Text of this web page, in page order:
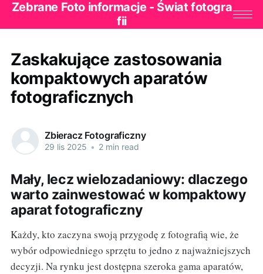
Zebrane Foto informacje - Świat fotogra
fii
Zaskakujące zastosowania
kompaktowych aparatów
fotograficznych
Zbieracz Fotograficzny
29 lis 2025 • 2 min read
Mały, lecz wielozadaniowy: dlaczego
warto zainwestować w kompaktowy
aparat fotograficzny
Każdy, kto zaczyna swoją przygodę z fotografią wie, że
wybór odpowiedniego sprzętu to jedno z najważniejszych
decyzji. Na rynku jest dostępna szeroka gama aparatów,